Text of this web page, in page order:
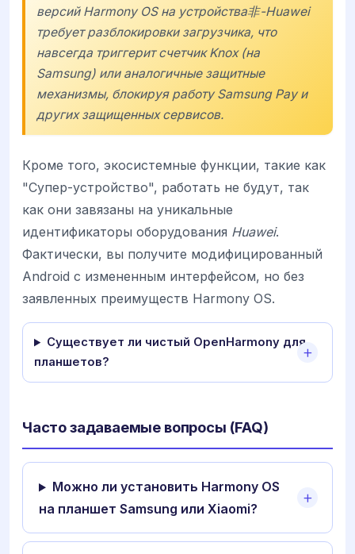
версий Harmony OS на устройства非-Huawei
требует разблокировки загрузчика, что
навсегда триггерит счетчик Knox (на
Samsung) или аналогичные защитные
механизмы, блокируя работу Samsung Pay и
других защищенных сервисов.
Кроме того, экосистемные функции, такие как
"Супер-устройство", работать не будут, так
как они завязаны на уникальные
идентификаторы оборудования Huawei.
Фактически, вы получите модифицированный
Android с измененным интерфейсом, но без
заявленных преимуществ Harmony OS.
Существует ли чистый OpenHarmony для
планшетов?
Часто задаваемые вопросы (FAQ)
Можно ли установить Harmony OS
на планшет Samsung или Xiaomi?